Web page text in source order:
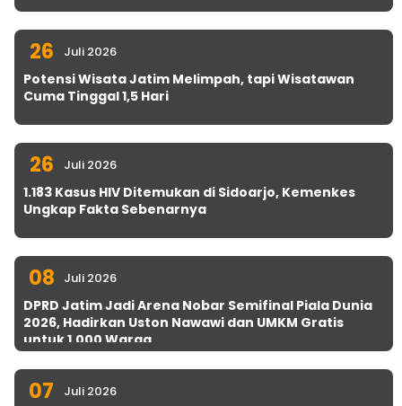
26 Juli 2026
Potensi Wisata Jatim Melimpah, tapi Wisatawan
Cuma Tinggal 1,5 Hari
26 Juli 2026
1.183 Kasus HIV Ditemukan di Sidoarjo, Kemenkes
Ungkap Fakta Sebenarnya
08 Juli 2026
DPRD Jatim Jadi Arena Nobar Semifinal Piala Dunia
2026, Hadirkan Uston Nawawi dan UMKM Gratis
untuk 1.000 Warga
07 Juli 2026